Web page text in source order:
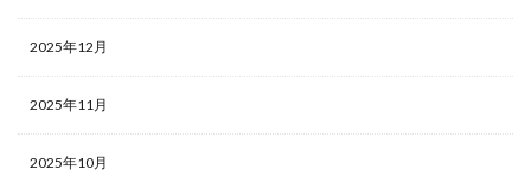
2025年12月
2025年11月
2025年10月